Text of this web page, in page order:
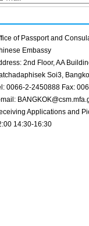
of Passport and
Embassy
2nd Floor, AA
Soi3,
0066-2-2450888 Fax:
mail:
Applications and
14:30-16:30